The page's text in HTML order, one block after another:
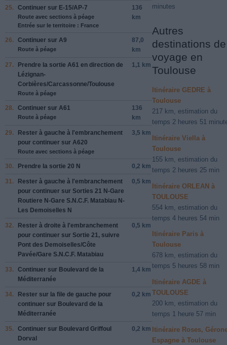
25. Continuer sur E-15/AP-7
Route avec sections à péage
Entrée sur le territoire : France
136
km
26. Continuer sur A9
Route à péage
87,0
km
27. Prendre la sortie A61 en direction de
Lézignan-
Corbières/Carcassonne/Toulouse
Route à péage
1,1 km
28. Continuer sur A61
Route à péage
136
km
29. Rester à gauche à l'embranchement
pour continuer sur A620
Route avec sections à péage
3,5 km
30. Prendre la sortie 20 N 0,2 km
31. Rester à gauche à l'embranchement
pour continuer sur Sorties 21 N-Gare
Routiere N-Gare S.N.C.F. Matabiau N-
Les Demoiselles N
0,5 km
32. Rester à droite à l'embranchement
pour continuer sur Sortie 21 , suivre
Pont des Demoiselles/Côte
Pavée/Gare S.N.C.F. Matabiau
0,5 km
33. Continuer sur Boulevard de la
Méditerranée
1,4 km
34. Rester sur la file de gauche pour
continuer sur Boulevard de la
Méditerranée
0,2 km
35. Continuer sur Boulevard Griffoul
Dorval
0,2 km
minutes
Autres
destinations de
voyage en
Toulouse
Itinéraire GEDRE à
Toulouse
217 km, estimation du
temps 2 heures 51
Itinéraire Viella à
Toulouse
155 km, estimation du
temps 2 heures 25 min
Itinéraire ORLEAN à
TOULOUSE
554 km, estimation du
temps 4 heures 54 min
Itinéraire Paris à
Toulouse
678 km, estimation du
temps 5 heures 58 min
Itinéraire AGDE à
TOULOUSE
200 km, estimation du
temps 1 heure 57 min
Itinéraire Roses,
Espagne à Toulouse